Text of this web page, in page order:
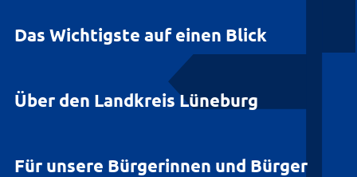
Das Wichtigste auf einen Blick
Über den Landkreis Lüneburg
Für unsere Bürgerinnen und Bürger